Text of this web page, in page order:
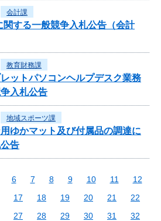
会計課
関する一般競争入札公告（会計
教育財務課
ットパソコンヘルプデスク業務
入札公告
地域スポーツ課
ゆかマット及び付属品の調達に
告
6 7 8 9 10 11
12
17 18 19 20 21
22
27 28 29 30 31
32